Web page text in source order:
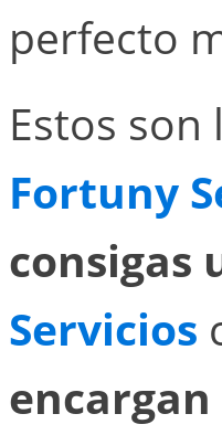
perfecto
Estos son
Fortuny
consigas
Servicios